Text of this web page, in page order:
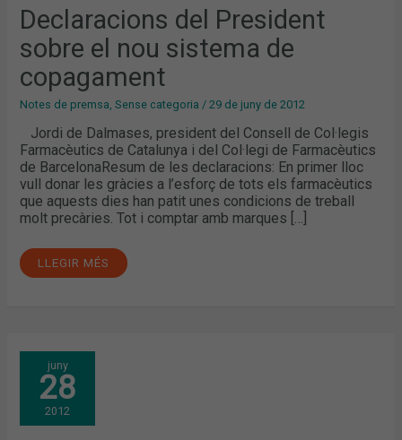
Declaracions del President
sobre el nou sistema de
copagament
Notes de premsa ,Sense categoria /29 de juny de 2012
Jordi de Dalmases, president del Consell de Col·legis
Farmacèutics de Catalunya i del Col·legi de Farmacèutics
de BarcelonaResum de les declaracions: En primer lloc
vull donar les gràcies a l’esforç de tots els farmacèutics
que aquests dies han patit unes condicions de treball
molt precàries. Tot i comptar amb marques […]
COPAGAMENT
LLEGIR MÉS
juny
28
2012
PROBLEMES
INFORMÀTICS
ESTAN
AFECTANT
A
LA
DISPENSACIÓ